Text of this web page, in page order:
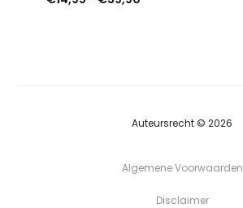
Auteursrecht © 2026
Algemene Voorwaarden
Disclaimer